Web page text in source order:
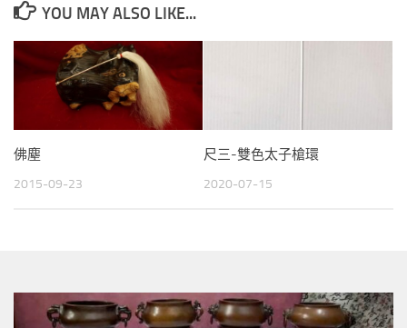
YOU MAY ALSO LIKE...
佛塵
2015-09-23
尺三-雙色太子槍環
2020-07-15